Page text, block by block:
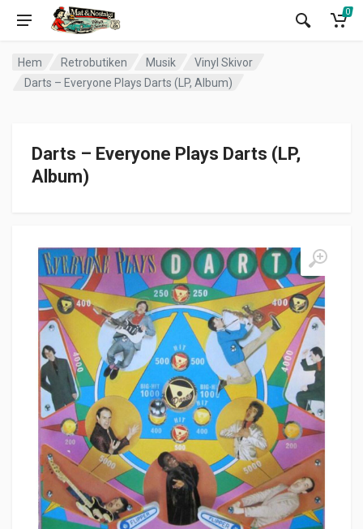
0
Hem Retrobutiken Musik
Vinyl Skivor
Darts – Everyone Plays Darts (LP, Album)
Darts – Everyone Plays Darts (LP,
Album)